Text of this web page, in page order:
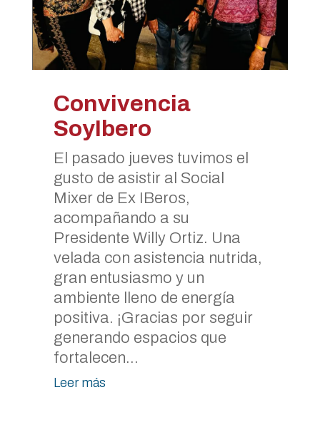
Convivencia
SoyIbero
El pasado jueves tuvimos el
gusto de asistir al Social
Mixer de Ex IBeros,
acompañando a su
Presidente Willy Ortiz. Una
velada con asistencia nutrida,
gran entusiasmo y un
ambiente lleno de energía
positiva. ¡Gracias por seguir
generando espacios que
fortalecen...
Leer más